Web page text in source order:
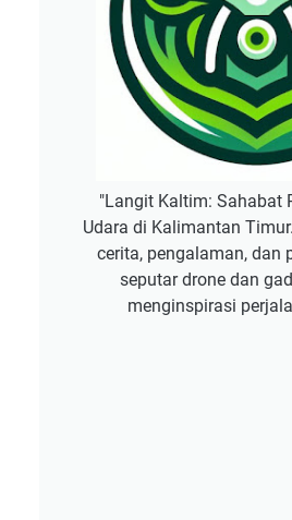
"Langit Kaltim: Sahabat
Udara di Kalimantan
cerita, pengalaman, dan
seputar drone dan
menginspirasi